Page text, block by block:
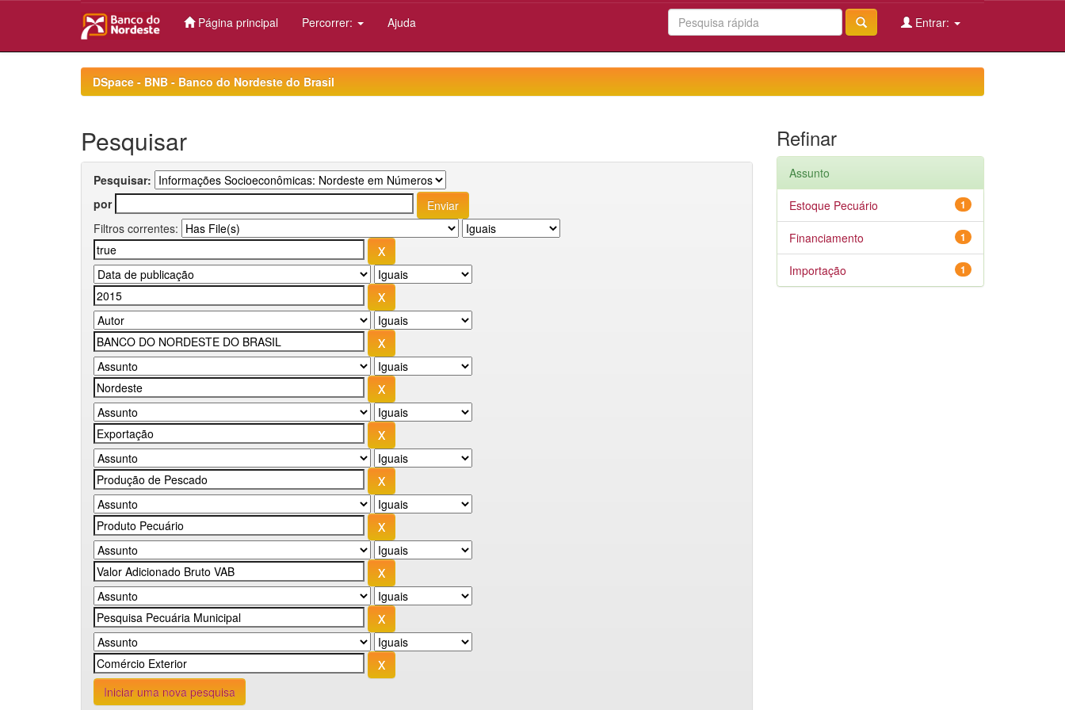
Página principal Percorrer: Ajuda Entrar:
DSpace - BNB - Banco do Nordeste do Brasil
Pesquisar
Pesquisar:
por
Filtros correntes:
Iniciar uma nova pesquisa
Refinar
Assunto
1
Estoque Pecuário
1
Financiamento
1
Importação